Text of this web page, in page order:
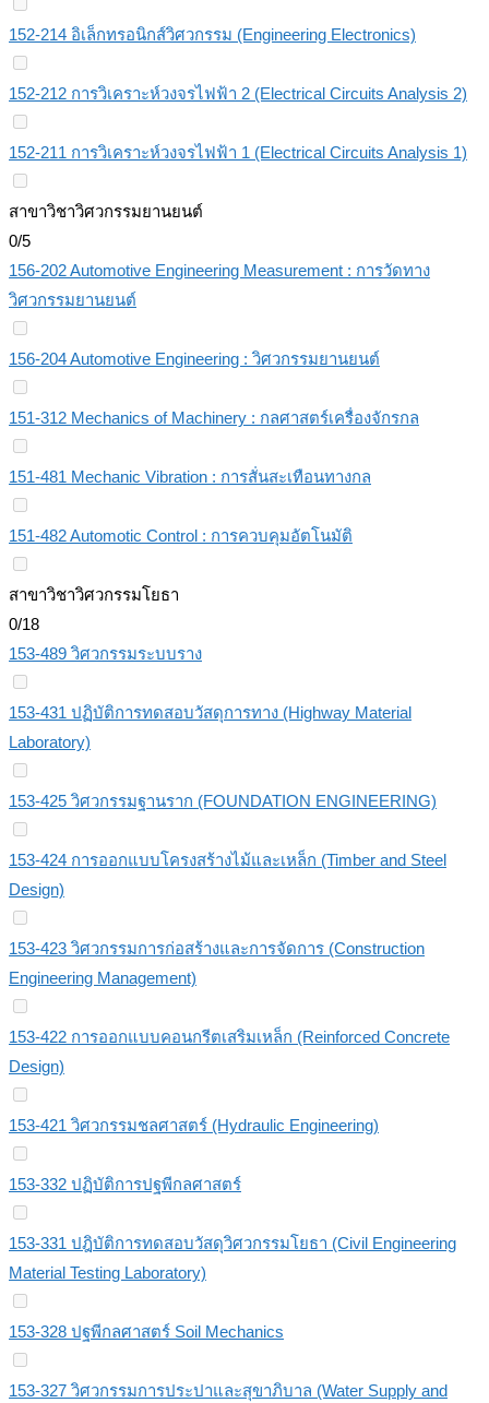
152-214 อิเล็กทรอนิกส์วิศวกรรม (Engineering Electronics)
152-212 การวิเคราะห์วงจรไฟฟ้า 2 (Electrical Circuits Analysis 2)
152-211 การวิเคราะห์วงจรไฟฟ้า 1 (Electrical Circuits Analysis 1)
สาขาวิชาวิศวกรรมยานยนต์
0/5
156-202 Automotive Engineering Measurement : การวัดทาง
วิศวกรรมยานยนต์
156-204 Automotive Engineering : วิศวกรรมยานยนต์
151-312 Mechanics of Machinery : กลศาสตร์เครื่องจักรกล
151-481 Mechanic Vibration : การสั่นสะเทือนทางกล
151-482 Automotic Control : การควบคุมอัตโนมัติ
สาขาวิชาวิศวกรรมโยธา
0/18
153-489 วิศวกรรมระบบราง
153-431 ปฏิบัติการทดสอบวัสดุการทาง (Highway Material
Laboratory)
153-425 วิศวกรรมฐานราก (FOUNDATION ENGINEERING)
153-424 การออกแบบโครงสร้างไม้และเหล็ก (Timber and Steel
Design)
153-423 วิศวกรรมการก่อสร้างและการจัดการ (Construction
Engineering Management)
153-422 การออกแบบคอนกรีตเสริมเหล็ก (Reinforced Concrete
Design)
153-421 วิศวกรรมชลศาสตร์ (Hydraulic Engineering)
153-332 ปฏิบัติการปฐพีกลศาสตร์
153-331 ปฎิบัติการทดสอบวัสดุวิศวกรรมโยธา (Civil Engineering
Material Testing Laboratory)
153-328 ปฐพีกลศาสตร์ Soil Mechanics
153-327 วิศวกรรมการประปาและสุขาภิบาล (Water Supply and